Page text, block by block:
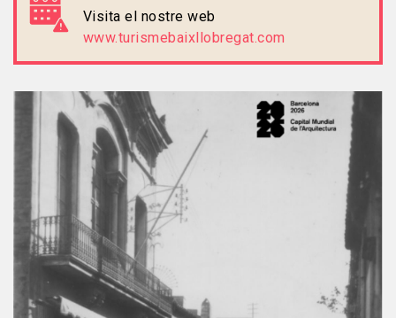
Visita el nostre web
www.turismebaixllobregat.com